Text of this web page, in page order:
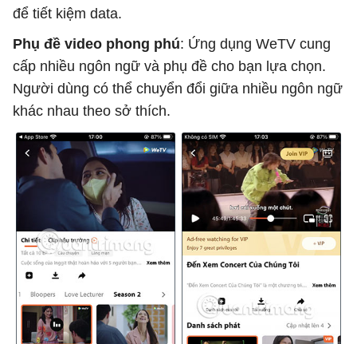
để tiết kiệm data.
Phụ đề video phong phú: Ứng dụng WeTV cung
cấp nhiều ngôn ngữ và phụ đề cho bạn lựa chọn.
Người dùng có thể chuyển đổi giữa nhiều ngôn ngữ
khác nhau theo sở thích.